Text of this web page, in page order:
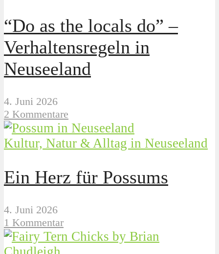
“Do as the locals do” –
Verhaltensregeln in
Neuseeland
4. Juni 2026
2 Kommentare
Kultur, Natur & Alltag in Neuseeland
Ein Herz für Possums
4. Juni 2026
1 Kommentar